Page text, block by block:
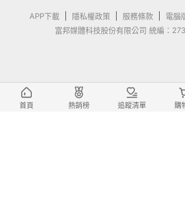
NDAI STAR WARS 星際
N-1 星際戰鬥機 含支架
$1,200 $0
首頁 熱銷榜 追蹤清單 購